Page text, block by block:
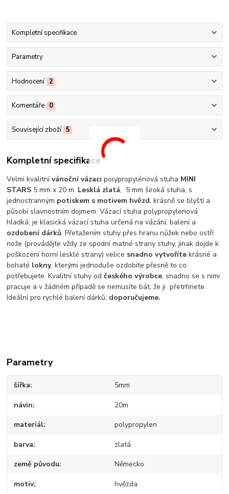
Kompletní specifikace
Parametry
Hodnocení 2
Komentáře 0
Související zboží 5
Kompletní specifikace
Velmi kvalitnívánoční vázacípolypropylénová stuha MINI
STARS 5 mm x 20 m. Lesklá zlatá, 5 mm široká stuha, s
jednostranným potiskem s motivem hvězd, krásně se blyští a
působí slavnostním dojmem. Vázací stuha polypropylenová
hladká, je klasická vázací stuha určená na vázání, balení a
ozdobení dárků. Přetažením stuhy přes hranu nůžek nebo ostří
nože (provádějte vždy ze spodní matné strany stuhy, jinak dojde k
poškození horní lesklé strany) velice snadno vytvoříte krásné a
bohaté lokny, kterými jednoduše ozdobíte přesně to co
potřebujete. Kvalitní stuhy odčeského výrobce, snadno se s nimi
pracuje a v žádném případě se nemusíte bát, že ji přetrhnete.
Ideální pro rychlé balení dárků, doporučujeme.
Parametry
šířka 5mm
návin 20m
materiál polypropylen
barva zlatá
země původu Německo
motiv hvězda